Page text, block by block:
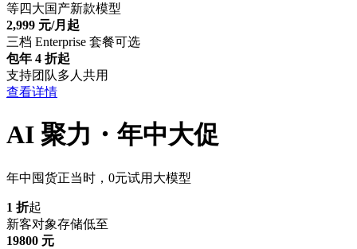
等四大国产新款模型
2,999 元/月起
三档 Enterprise 套餐可选
包年 4 折起
支持团队多人共用
查看详情
AI 聚力・年中大促
年中囤货正当时，0元试用大模型
1 折起
新客对象存储低至
19800 元